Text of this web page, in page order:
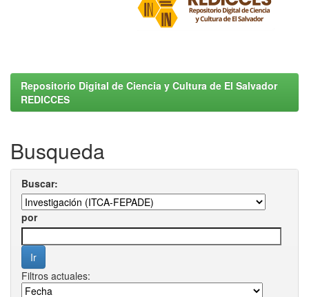
Repositorio Digital de Ciencia y Cultura de El Salvador
REDICCES
Busqueda
Buscar:
por
Filtros actuales: